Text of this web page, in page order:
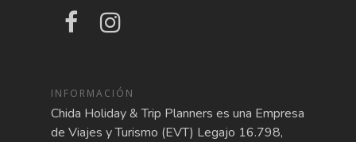
INFORMACIÓN
Chida Holiday & Trip Planners es una Empresa
de Viajes y Turismo (EVT) Legajo 16.798,